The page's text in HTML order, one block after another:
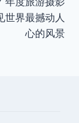
世界最撼动人
心的风景